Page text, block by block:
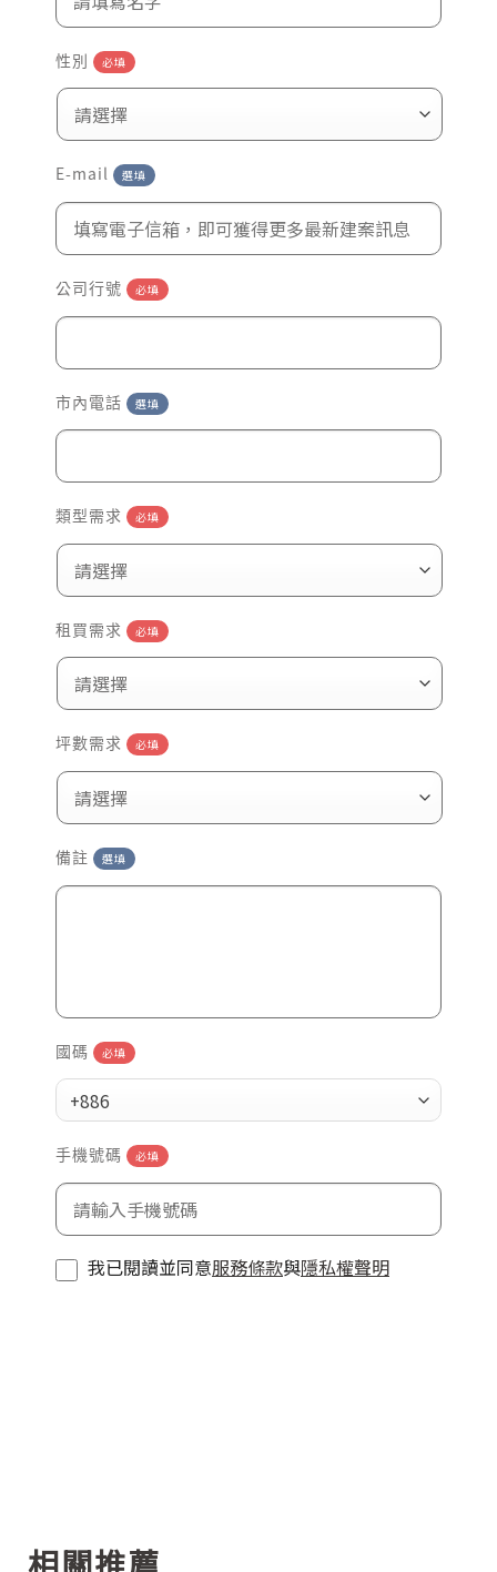
性別 必填
E-mail 選填
公司行號 必填
市內電話 選填
類型需求 必填
租買需求 必填
坪數需求 必填
備註 選填
國碼 必填
+886
手機號碼 必填
我已閱讀並同意服務條款與隱私權聲明